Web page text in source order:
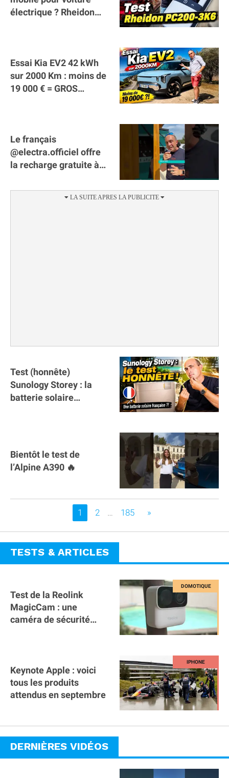
électrique ? Rheidon
Essai Kia EV2 42 kWh
sur 2000 Km : moins de
19 000 € = GROS
Le français
@electra.officiel offre
la recharge gratuite à
électriques de Gironde
Test (honnête)
Sunology Storey : la
batterie solaire
Bientôt le test de
l’Alpine A390 🔥
Vous êtes sur la page
1 2 … 185 »
TESTS & ARTICLES
Test de la Reolink
MagicCam : une
caméra de sécurité
Keynote Apple : voici
tous les produits
attendus en septembre
DERNIÈRES VIDÉOS